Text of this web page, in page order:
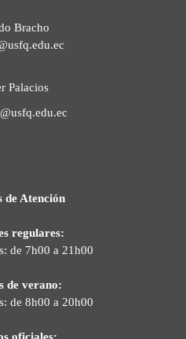
Bracho
Palacios
Atención
regulares:
de 7h00 a 21h00
de verano:
de 8h00 a 20h00
oficiales: